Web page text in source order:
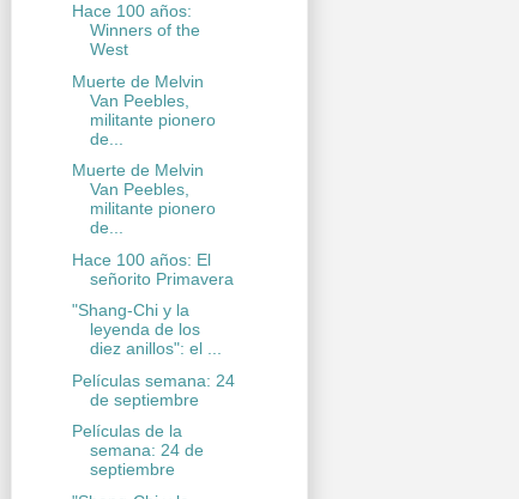
Hace 100 años:
Winners of the
West
Muerte de Melvin
Van Peebles,
militante pionero
de...
Muerte de Melvin
Van Peebles,
militante pionero
de...
Hace 100 años: El
señorito Primavera
"Shang-Chi y la
leyenda de los
diez anillos": el ...
Películas semana: 24
de septiembre
Películas de la
semana: 24 de
septiembre